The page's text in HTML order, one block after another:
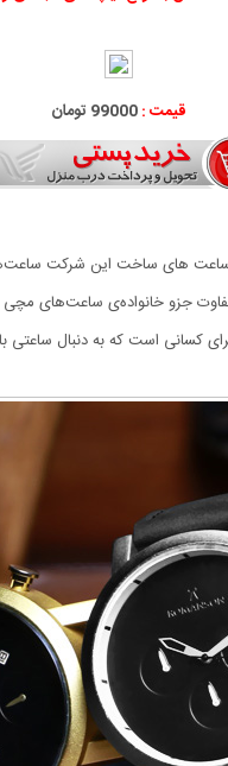
قیمت :99000 تومان
کسانی است که به دنبال